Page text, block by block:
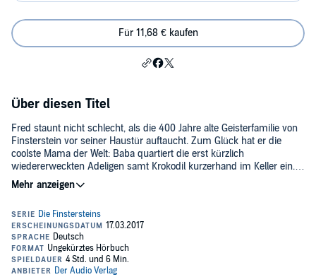
Für 11,68 € kaufen
Über diesen Titel
Fred staunt nicht schlecht, als die 400 Jahre alte Geisterfamilie von
Finsterstein vor seiner Haustür auftaucht. Zum Glück hat er die
coolste Mama der Welt: Baba quartiert die erst kürzlich
wiedererweckten Adeligen samt Krokodil kurzerhand im Keller ein.
Trotz anfänglicher Schwierigkeiten macht die Grusel-WG allen
Mitbewohnern bald großen Spaß - bis Onkel Bende plötzlich
Geheimbund den Druiden entführt? Gemeinsam ziehen Geister,
Menschen und Krokodil los, um Bende aus den Fängen der
Bösewichte zu befreien.©2017 Coppenrath (P)2017 DAV